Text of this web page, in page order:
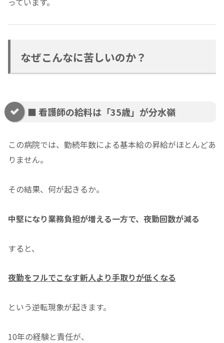
なぜこんなに苦しいのか？
■ 看護師の給料は「35歳」が分水嶺
この病院では、勤続年数による基本給の昇給がほとんどあ
りません。
その結果、何が起きるか。
中堅になり業務負担が増える一方で、夜勤回数が減る
すると、
夜勤をフルでこなす新人より手取りが低くなる
という逆転現象が起きます。
10年の経験と責任が、